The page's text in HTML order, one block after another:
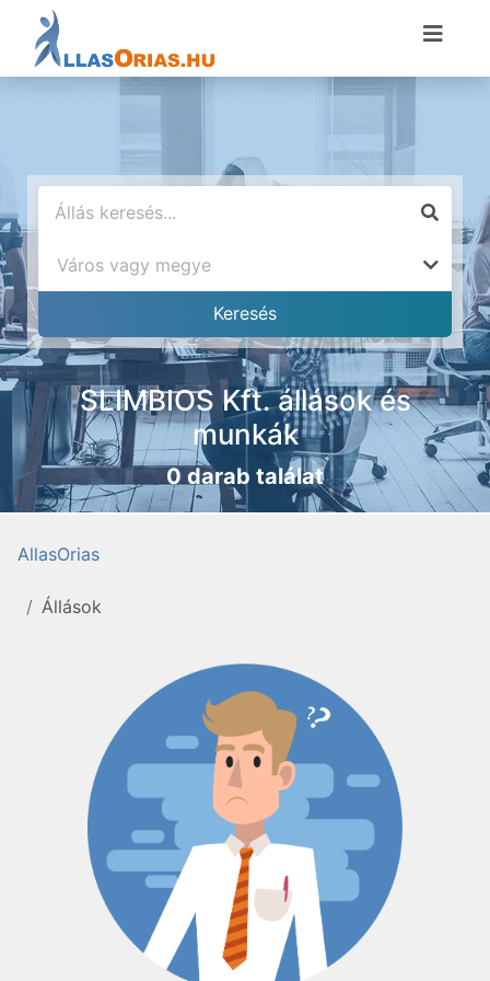
SLIMBIOS Kft. állások és
munkák
0 darab találat
AllasOrias
Állások